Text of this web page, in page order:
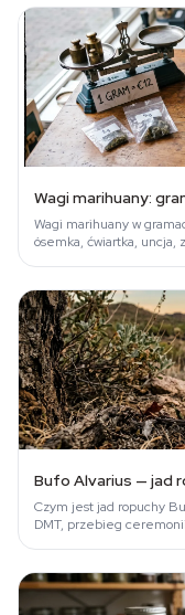
Wagi marihuany:
Wagi marihuany w
ósemka, ćwiartka, uncja,
Bufo Alvarius — jad
Czym jest jad ropuchy
DMT, przebieg